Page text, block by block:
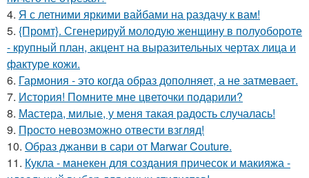
4. Я с летними яркими вайбами на раздачу к вам!
5. {Промт}. Сгенерируй молодую женщину в полуобороте
- крупный план, акцент на выразительных чертах лица и
фактуре кожи.
6. Гармония - это когда образ дополняет, а не затмевает.
7. История! Помните мне цветочки подарили?
8. Мастера, милые, у меня такая радость случалась!
9. Просто невозможно отвести взгляд!
10. Образ джанви в сари от Marwar Couture.
11. Кукла - манекен для создания причесок и макияжа -